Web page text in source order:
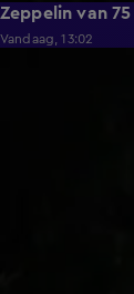
Zeppelin van
Vandaag, 13:02